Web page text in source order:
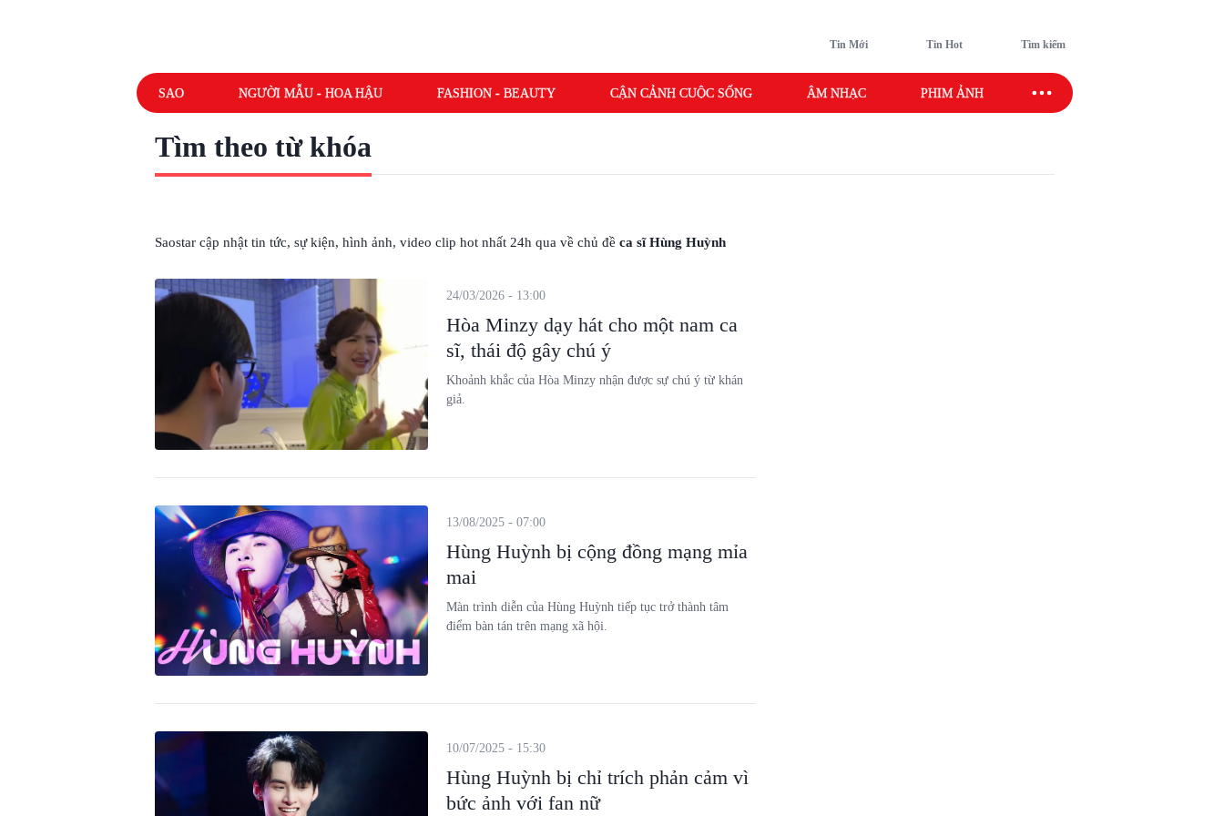
Tin Mới Tin Hot Tìm kiếm
SAO NGƯỜI MẪU - HOA HẬU FASHION - BEAUTY CẬN CẢNH CUỘC SỐNG ÂM NHẠC PHIM ẢNH SAO SPORT
Tìm theo từ khóa
Saostar cập nhật tin tức, sự kiện, hình ảnh, video clip hot nhất 24h qua về chủ đề ca sĩ Hùng Huỳnh
Hòa Minzy dạy hát cho một nam ca
sĩ, thái độ gây chú ý
24/03/2026 - 13:00
Khoảnh khắc của Hòa Minzy nhận được sự chú ý từ khán
giả.
Hùng Huỳnh bị cộng đồng mạng mỉa
mai
13/08/2025 - 07:00
Màn trình diễn của Hùng Huỳnh tiếp tục trở thành tâm
điểm bàn tán trên mạng xã hội.
Hùng Huỳnh bị chỉ trích phản cảm vì
bức ảnh với fan nữ
10/07/2025 - 15:30